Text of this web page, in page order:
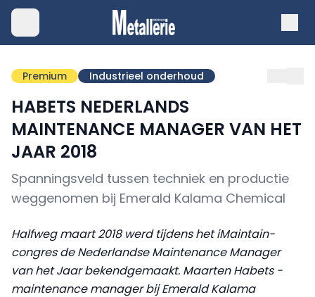
Premium Industrieel onderhoud
HABETS NEDERLANDS
MAINTENANCE MANAGER VAN HET
JAAR 2018
Spanningsveld tussen techniek en productie
weggenomen bij Emerald Kalama Chemical
Halfweg maart 2018 werd tijdens het iMaintain-
congres de Nederlandse Maintenance Manager
van het Jaar bekendgemaakt. Maarten Habets -
maintenance manager bij Emerald Kalama